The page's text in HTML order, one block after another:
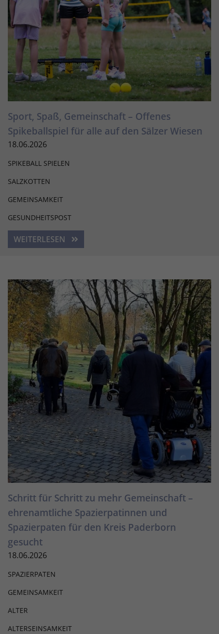
Sport, Spaß, Gemeinschaft – Offenes
Spikeballspiel für alle auf den Sälzer Wiesen
18.06.2026
SPIKEBALL SPIELEN
SALZKOTTEN
GEMEINSAMKEIT
GESUNDHEITSPOST
WEITERLESEN
Schritt für Schritt zu mehr Gemeinschaft –
ehrenamtliche Spazierpatinnen und
Spazierpaten für den Kreis Paderborn
gesucht
18.06.2026
SPAZIERPATEN
GEMEINSAMKEIT
ALTER
ALTERSEINSAMKEIT